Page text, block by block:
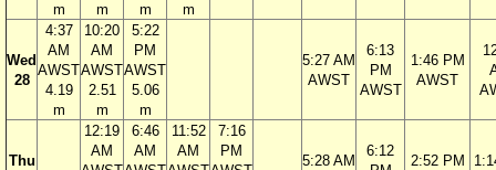
m
m
m
m
Wed
28
4:37
AM
AWST
4.19
m
10:20
AM
AWST
2.51
m
5:22
PM
AWST
5.06
m
5:27 AM
AWST
6:13
PM
AWST
1:46 PM
AWST
Thu
12:19
AM
6:46
AM
11:52
AM
7:16
PM
5:28 AM
6:12
2:52 PM